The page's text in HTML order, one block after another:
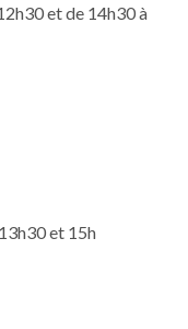
et de 14h30 à
et 15h